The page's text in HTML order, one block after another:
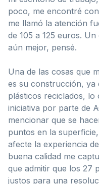
poco, me encontré
me llamó la atención
de 105 a 125 euros.
aún mejor, pensé.
Una de las cosas que
es su construcción, ya
plásticos reciclados,
iniciativa por parte de
mencionar que se
puntos en la
afecte la experiencia
buena calidad me
que admitir que los 27
justos para una